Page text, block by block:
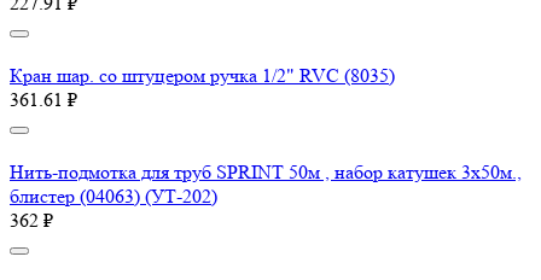
Кран шар. со штуцером ручка 1/2" RVC (8035)
361.61 ₽
Нить-подмотка для труб SPRINT 50м , набор катушек 3х50м.,
блистер (04063) (УТ-202)
362 ₽